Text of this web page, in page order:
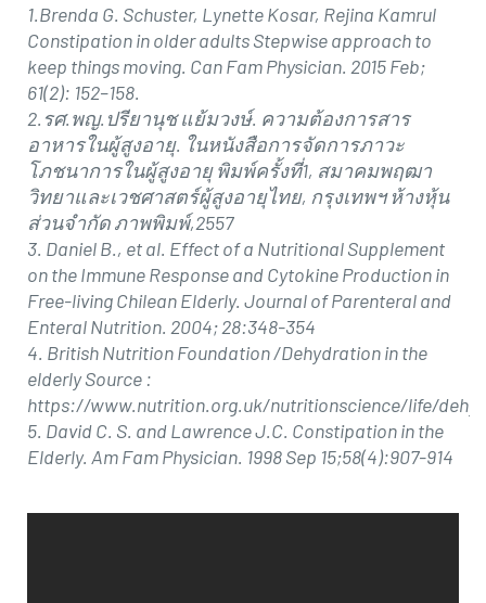
1.Brenda G. Schuster, Lynette Kosar, Rejina Kamrul
Constipation in older adults Stepwise approach to
keep things moving. Can Fam Physician. 2015 Feb;
61(2): 152–158.
2.รศ.พญ.ปรียานุช แย้มวงษ์. ความต้องการสาร
อาหารในผู้สูงอายุ. ในหนังสือการจัดการภาวะ
โภชนาการในผู้สูงอายุ พิมพ์ครั้งที่1, สมาคมพฤฒา
วิทยาและเวชศาสตร์ผู้สูงอายุไทย, กรุงเทพฯ ห้างหุ้น
ส่วนจำกัด ภาพพิมพ์,2557
3. Daniel B., et al. Effect of a Nutritional Supplement
on the Immune Response and Cytokine Production in
Free-living Chilean Elderly. Journal of Parenteral and
Enteral Nutrition. 2004; 28:348-354
4. British Nutrition Foundation /Dehydration in the
elderly Source :
https://www.nutrition.org.uk/nutritionscience/life/
5. David C. S. and Lawrence J.C. Constipation in the
Elderly. Am Fam Physician. 1998 Sep 15;58(4):907-914